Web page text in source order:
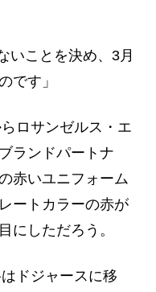
いことを決め、3月
です」
ロサンゼルス・エ
ランドパートナ
赤いユニフォーム
ートカラーの赤が
にしただろう。
ドジャースに移